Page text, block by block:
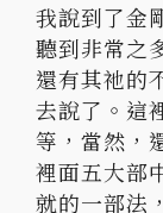
我說到了金
聽到非常之
還有其祂的
去說了。 這
等，當然，
裡面五大部
就的一部法